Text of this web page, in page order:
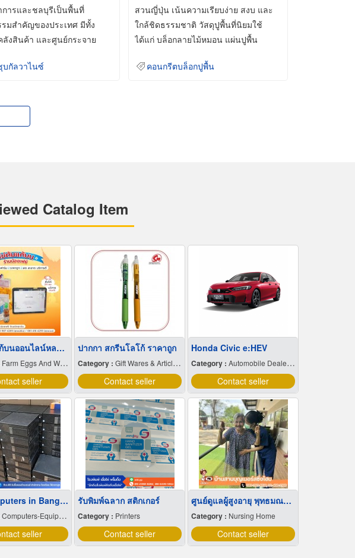
การและชลบุรีเป็นพื้นที่
มสำคัญของประเทศ มีทั้ง
ลังสินค้า และศูนย์กระจาย
บกัลวาไนซ์
สวนญี่ปุ่น เน้นความเรียบง่าย สงบ และ
ใกล้ชิดธรรมชาติ วัสดุปูพื้นที่นิยมใช้
ได้แก่ บล็อกลายไม้หมอน แผ่นปูพื้น
คอนกรีตบล็อกปูพื้น
Catalog Item
รับถวายแก้บนออนไลน์หลวงพ่อโสธร สั่งได้24ชม.
Farm Eggs And Wholesale
seller
ปากกา สกรีนโลโก้ ราคาถูก
Category : Gift Wares & Articles-Wholesale & Manufacturers
Contact seller
Honda Civic e:HEV
Category :Automobile Dealers-New Cars
Contact seller
Buy computers in Bangkok
Computers-Equipment & Supplies
seller
รับพิมพ์ฉลาก สติกเกอร์
Category : Printers
Contact seller
ศูนย์ดูแลผู้สูงอายุ พุทธมณฑลสาย 3
Category : Nursing Home
Contact seller